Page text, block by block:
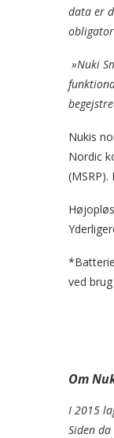
data er
»Nuki
Nukis
Nordic
ved
Om
I 2015
Siden